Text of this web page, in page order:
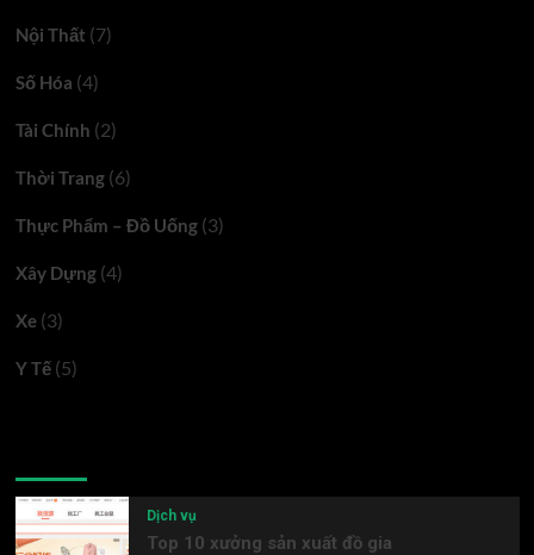
Nội Thất (7)
Số Hóa (4)
Tài Chính (2)
Thời Trang(6)
Thực Phẩm – Đồ Uống(3)
Xây Dựng(4)
Xe(3)
Y Tế(5)
Dịch vụ
Top 10 xưởng sản xuất đồ gia